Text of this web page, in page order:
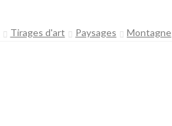
Tirages d'art Paysages Montagne